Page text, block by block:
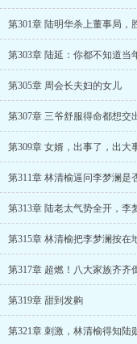
第301章 陆明华杀上董事局，
第303章 陆延：你都不知道
第305章 周会长夫妇的女儿
第307章 三爷舒服得命都想交
第309章 女婿，出事了，出大
第311章 林清榆逼问李梦澜是
第315章 林清榆把李梦澜按在
第317章 超燃！八大家族齐齐
第319章 甜到发齁
第321章 刺激，林清榆得知陆